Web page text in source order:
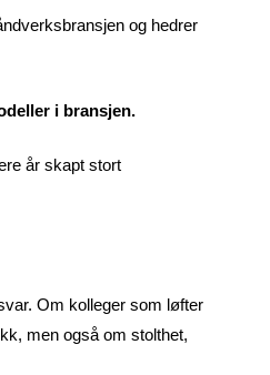
og hedrer
i bransjen.
år skapt stort
Om kolleger som løfter
men også om stolthet,